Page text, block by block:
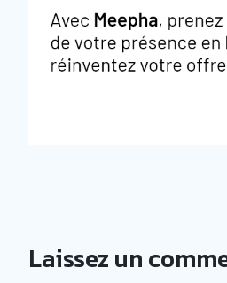
Laissez un